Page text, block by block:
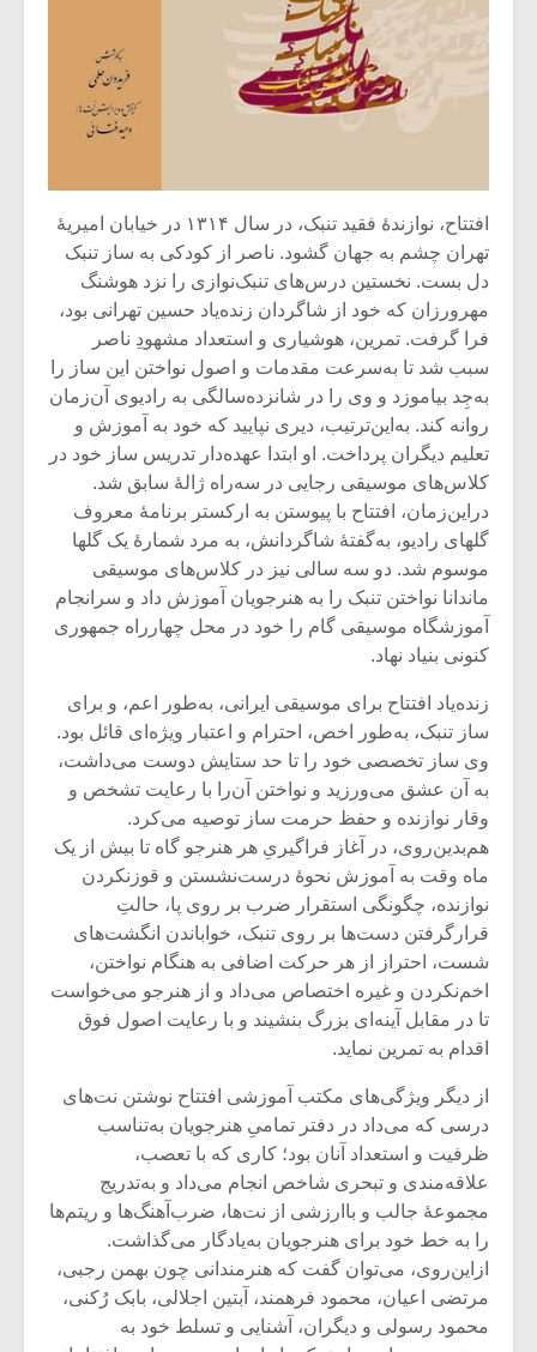
افتتاح، نوازندۀ فقید تنبک، در سال ۱۳۱۴ در خیابان امیریۀ
تهران چشم به جهان گشود. ناصر از کودکی به ساز تنبک
دل بست. نخستین درس‌های تنبک‌نوازی را نزد هوشنگ
مهرورزان که خود از شاگردان زنده‌یاد حسین تهرانی بود،
فرا گرفت. تمرین، هوشیاری و استعداد مشهودِ ناصر
سبب شد تا به‌سرعت مقدمات و اصول نواختن این ساز را
به‌جِد بیاموزد و وی را در شانزده‌سالگی به رادیوی آن‌زمان
روانه کند. به‌این‌ترتیب، دیری نپایید که خود به آموزش و
تعلیم دیگران پرداخت. او ابتدا عهده‌دار تدریس ساز خود در
کلاس‌های موسیقی رجایی در سه‌راه ژالۀ سابق شد.
دراین‌زمان، افتتاح با پیوستن به ارکستر برنامۀ معروف
گلهای رادیو، به‌گفتۀ شاگردانش، به مرد شمارۀ یک گلها
موسوم شد. دو سه سالی نیز در کلاس‌های موسیقی
ماندانا نواختن تنبک را به هنرجویان آموزش داد و سرانجام
آموزشگاه موسیقی گام را خود در محل چهارراه جمهوری
کنونی بنیاد نهاد.
زنده‌یاد افتتاح برای موسیقی ایرانی،‌ به‌طور اعم، و برای
ساز تنبک، به‌طور اخص، احترام و اعتبار ویژه‌ای قائل بود.
وی ساز تخصصی خود را تا حد ستایش دوست می‌داشت،
به آن عشق می‌ورزید و نواختن آن‌را با رعایت تشخص و
وقار نوازنده و حفظ حرمت ساز توصیه می‌کرد.
هم‌بدین‌روی، در آغاز فراگیریِ هر هنرجو گاه تا بیش از یک
ماه وقت به آموزش نحوۀ درست‌نشستن و قوزنکردن
نوازنده، چگونگی استقرار ضرب بر روی پا، حالتِ
قرارگرفتن دست‌ها بر روی تنبک، خواباندن انگشت‌های
شست، احتراز از هر حرکت اضافی به هنگام نواختن،
اخم‌نکردن و غیره اختصاص می‌داد و از هنرجو می‌خواست
تا در مقابل آینه‌ای بزرگ بنشیند و با رعایت اصول فوق
اقدام به تمرین نماید.
از دیگر ویژگی‌های مکتب آموزشی افتتاح نوشتن نت‌های
درسی که می‌داد در دفتر تمامیِ هنرجویان به‌تناسب
ظرفیت و استعداد آنان بود؛ کاری که با تعصب،
علاقه‌مندی و تبحری شاخص انجام می‌داد و به‌تدریج
مجموعۀ جالب و باارزشی از نت‌ها، ضرب‌آهنگ‌ها و ریتم‌ها
را به خط خود برای هنرجویان به‌یادگار می‌گذاشت.
ازاین‌روی، می‌توان گفت که هنرمندانی چون بهمن رجبی،
مرتضی اعیان، محمود فرهمند، آبتین اجلالی، بابک رُکنی،
محمود رسولی و دیگران، آشنایی و تسلط خود به